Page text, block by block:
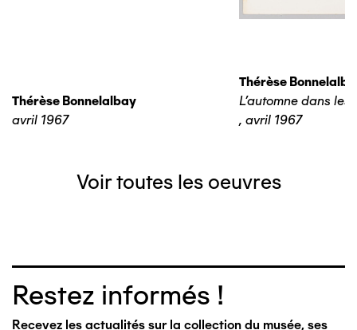
Thérèse Bonnelalbay
avril 1967
Thérèse
L'automne dans les
, avril 1967
Voir toutes les oeuvres
Restez informés !
Recevez les actualités sur la collection du musée, ses